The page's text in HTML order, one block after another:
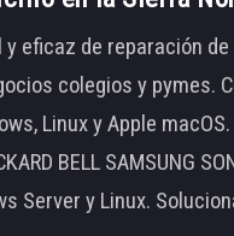
eficaz de reparación
colegios y pymes.
Linux y Apple macOS.
BELL
Server y Linux.